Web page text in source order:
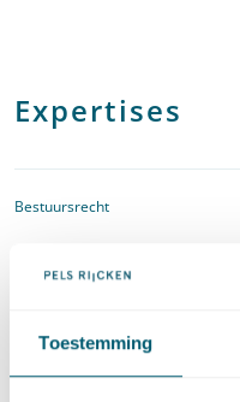
Toestemming
Expertises
Bestuursrecht
Binnenlands bestuur
Artificial Intelligence